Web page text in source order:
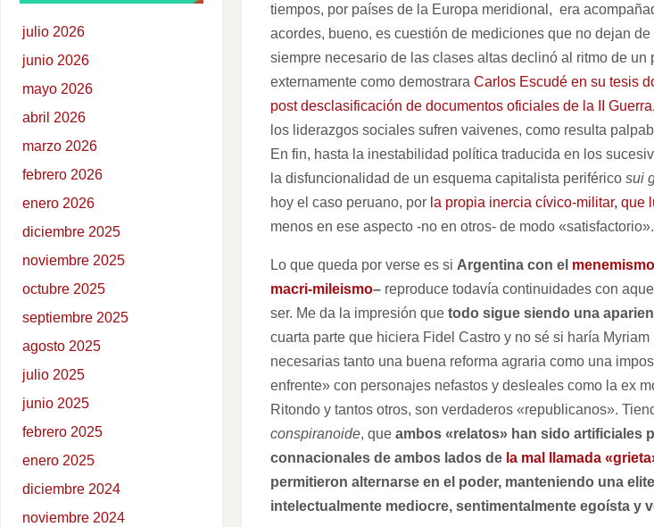
tiempos, por países de la Europa meridional, era
acordes, bueno, es cuestión de mediciones que no dejan
siempre necesario de las clases altas declinó al ritmo de un
externamente como demostrara Carlos Escudé en su tesis
post desclasificación de documentos oficiales de la II Guerra,
los liderazgos sociales sufren vaivenes, como resulta
En fin, hasta la inestabilidad política traducida en los
la disfuncionalidad de un esquema capitalista periférico sui
hoy el caso peruano, por la propia inercia cívico-militar, que
menos en ese aspecto -no en otros- de modo «satisfactorio».
Lo que queda por verse es si Argentina con el menemismo
macri-mileismo– reproduce todavía continuidades con
ser. Me da la impresión que todo sigue siendo una
cuarta parte que hiciera Fidel Castro y no sé si haría
necesarias tanto una buena reforma agraria como una
enfrente» con personajes nefastos y desleales como la ex
Ritondo y tantos otros, son verdaderos «republicanos».
conspiranoide, que ambos «relatos» han sido artificiales
connacionales de ambos lados de la mal llamada
permitieron alternarse en el poder, manteniendo una
intelectualmente mediocre, sentimentalmente egoísta y
julio 2026
junio 2026
mayo 2026
abril 2026
marzo 2026
febrero 2026
enero 2026
diciembre 2025
noviembre 2025
octubre 2025
septiembre 2025
agosto 2025
julio 2025
junio 2025
febrero 2025
enero 2025
diciembre 2024
noviembre 2024